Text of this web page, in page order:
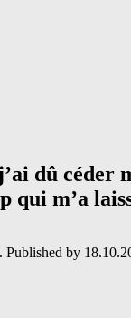
dû
qui m’a
Published by